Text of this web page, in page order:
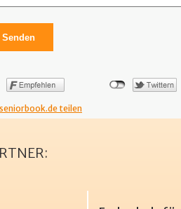
teilen